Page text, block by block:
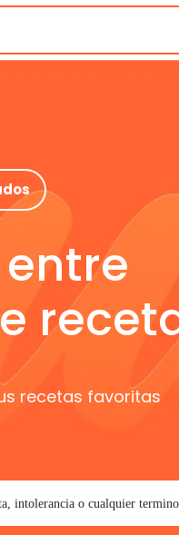
recetas favoritas